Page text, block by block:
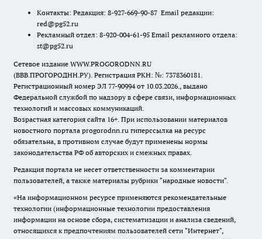
Контакты: Редакция: 8-927-669-90-87 Email редакции:
red@pg52.ru
Рекламный отдел: 8-920-004-61-95 Email рекламного отдела:
st@pg52.ru
Сетевое издание WWW.PROGORODNN.RU
(ВВВ.ПРОГОРОДНН.РУ). Регистрация РКН: №: 7378360181.
Регистрационный номер ЭЛ 77-90994 от 10.03.2026., выдано
Федеральной службой по надзору в сфере связи, информационных
технологий и массовых коммуникаций.
Возрастная категория сайта 16+. При использовании материалов
новостного портала progorodnn.ru гиперссылка на ресурс
обязательна, в противном случае будут применены нормы
законодательства РФ об авторских и смежных правах.
Редакция портала не несет ответственности за комментарии
пользователей, а также материалы рубрики "народные новости".
«На информационном ресурсе применяются рекомендательные
технологии (информационные технологии предоставления
информации на основе сбора, систематизации и анализа сведений,
относящихся к предпочтениям пользователей сети "Интернет",